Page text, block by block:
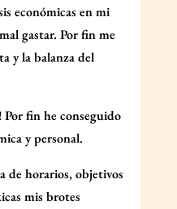
económicas en mi
gastar. Por fin me
y la balanza del
Por fin he conseguido
y personal.
de horarios, objetivos
mis brotes